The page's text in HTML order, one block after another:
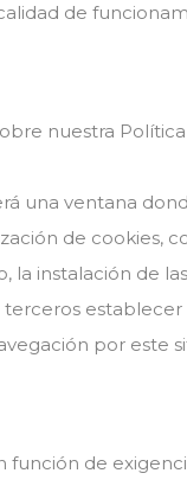
de
nuestra
una ventana
de cookies,
instalación de
por este
de